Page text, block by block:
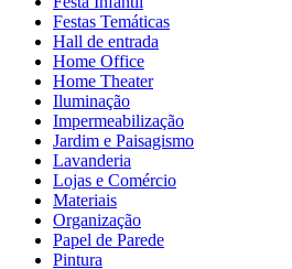
Festas Temáticas
Hall de entrada
Home Office
Home Theater
Iluminação
Impermeabilização
Jardim e Paisagismo
Lavanderia
Lojas e Comércio
Materiais
Organização
Papel de Parede
Pintura